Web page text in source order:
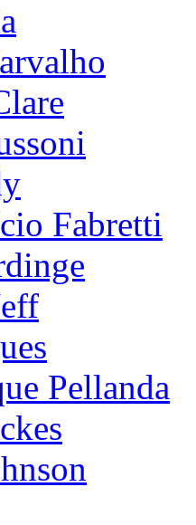
Fabretti
Pellanda